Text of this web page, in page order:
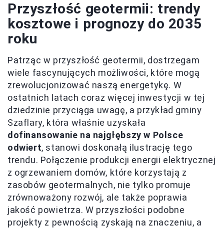
Przyszłość geotermii: trendy
kosztowe i prognozy do 2035
roku
Patrząc w przyszłość geotermii, dostrzegam
wiele fascynujących możliwości, które mogą
zrewolucjonizować naszą energetykę. W
ostatnich latach coraz więcej inwestycji w tej
dziedzinie przyciąga uwagę, a przykład gminy
Szaflary, która właśnie uzyskała
dofinansowanie na najgłębszy w Polsce
odwiert, stanowi doskonałą ilustrację tego
trendu. Połączenie produkcji energii elektrycznej
z ogrzewaniem domów, które korzystają z
zasobów geotermalnych, nie tylko promuje
zrównoważony rozwój, ale także poprawia
jakość powietrza. W przyszłości podobne
projekty z pewnością zyskają na znaczeniu, a